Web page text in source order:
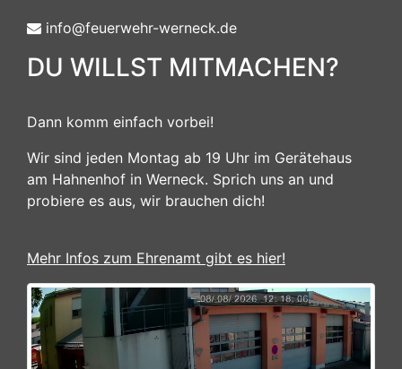
info@feuerwehr-werneck.de
DU WILLST MITMACHEN?
Dann komm einfach vorbei!
Wir sind jeden Montag ab 19 Uhr im Gerätehaus
am Hahnenhof in Werneck. Sprich uns an und
probiere es aus, wir brauchen dich!
Mehr Infos zum Ehrenamt gibt es hier!